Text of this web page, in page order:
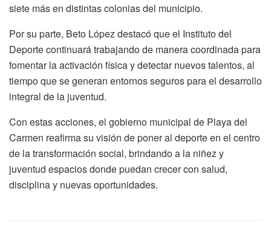
siete más en distintas colonias del municipio.
Por su parte, Beto López destacó que el Instituto del
Deporte continuará trabajando de manera coordinada para
fomentar la activación física y detectar nuevos talentos, al
tiempo que se generan entornos seguros para el desarrollo
integral de la juventud.
Con estas acciones, el gobierno municipal de Playa del
Carmen reafirma su visión de poner al deporte en el centro
de la transformación social, brindando a la niñez y
juventud espacios donde puedan crecer con salud,
disciplina y nuevas oportunidades.